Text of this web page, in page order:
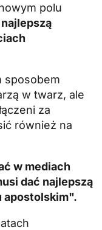
polu
najlepszą
sposobem
w twarz, ale
za
również na
w mediach
dać najlepszą
apostolskim".